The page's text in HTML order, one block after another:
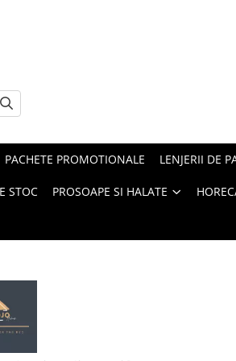
PACHETE PROMOTIONALE LENJERII DE
STOC PROSOAPE SI HALATE